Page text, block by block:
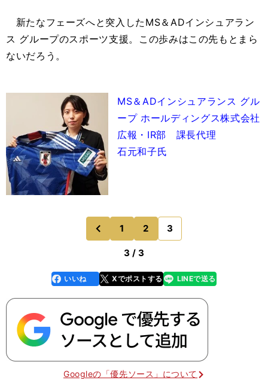
新たなフェーズへと突入したMS＆ADインシュアラン
ス グループのスポーツ支援。この歩みはこの先もとまら
ないだろう。
MS＆ADインシュアランス グル
ープ ホールディングス株式会社
広報・IR部 課長代理
石元和子氏
前
のページへ
1 2 3
3 / 3
faceboo
k
いいね Xでポストする
line LINEで送る
Googleの「優先ソース」について